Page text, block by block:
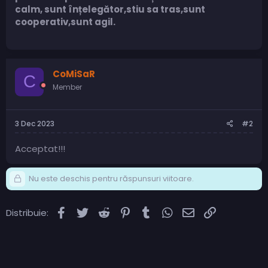
calm, sunt înțelegător,stiu sa tras,sunt
cooperativ,sunt agil.
C CoMiSaR
Member
3 Dec 2023 #2
Acceptat!!!
Nu este deschis pentru răspunsuri viitoare.
Distribuie: Facebook
TwitterReddit PinterestTumblrWhatsApp
Email